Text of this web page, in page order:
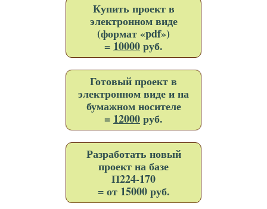
Купить проект в
электронном виде
(формат «pdf»)
= 10000руб.
Готовый проект в
электронном виде и на
бумажном носителе
= 12000руб.
Разработать новый
проект на базе
П224-170
= от 15000 руб.